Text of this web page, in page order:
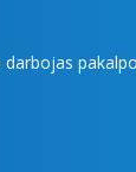
darbojas